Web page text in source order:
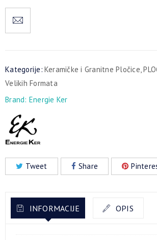
Kategorije: Keramičke i Granitne Pločice,
Velikih Formata
Brand: Energie Ker
Tweet Share
INFORMACIJE OPIS